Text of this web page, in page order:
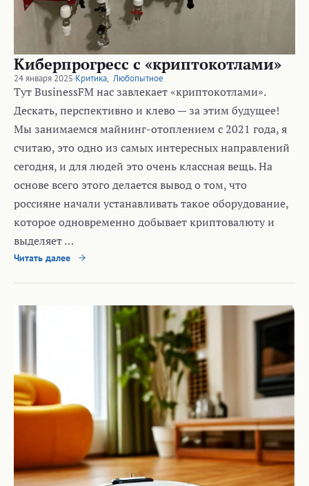
Киберпрогресс с «криптокотлами»
24 января 2025·Критика, Любопытное
Тут BusinessFM нас завлекает «криптокотлами».
Дескать, перспективно и клево — за этим будущее!
Мы занимаемся майнинг-отоплением с 2021 года, я
считаю, это одно из самых интересных направлений
сегодня, и для людей это очень классная вещь. На
основе всего этого делается вывод о том, что
россияне начали устанавливать такое оборудование,
которое одновременно добывает криптовалюту и
выделяет …
Читать далее